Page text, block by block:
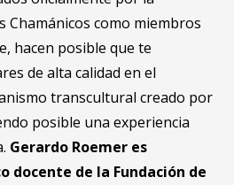
Chamánicos como miembros
hacen posible que te
de alta calidad en el
transcultural creado por
posible una experiencia
Gerardo Roemer es
docente de la Fundación de